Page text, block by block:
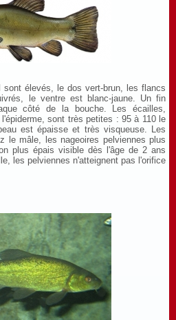
sont élevés, le dos vert-brun, les flancs
le ventre est blanc-jaune. Un fin
côté de la bouche. Les écailles,
sont très petites : 95 à 110 le
est épaisse et très visqueuse. Les
le mâle, les nageoires pelviennes plus
plus épais visible dès l'âge de 2 ans
les pelviennes n'atteignent pas l'orifice